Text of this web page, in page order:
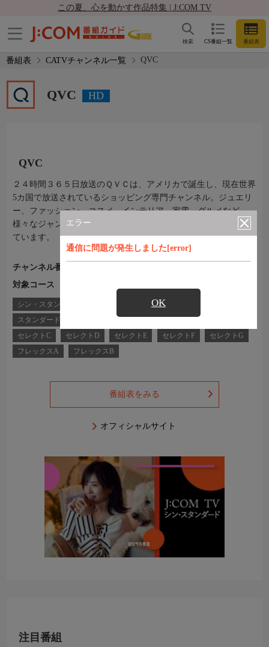
この夏、心を動かす作品特集 | J:COM TV
CS番組一覧 番組表
検索
番組表 CATVチャンネル一覧 QVC
エラー
通信に問題が発生しました[error]
OK
QVC HD
QVC
２４時間３６５日放送のＱＶＣは、アメリカで誕生し、現在世界
5カ国で放送されているショッピング専門チャンネル。ジュエリ
ー、ファッション、コスメ、インテリア、家電、グルメなど、
様々なジャンルの多彩なアイテムを取り揃え、皆様をお待ちし
ています。
チャンネル番号
対象コース
シン・スタンダード シン・スタンダードプラス
スタンダードプラス
コンパクト セレクトA
セレクトB
セレクトC
セレクトD セレクトE セレクトF
セレクトG
フレックスA
フレックスB
番組表をみる
オフィシャルサイト
注目番組